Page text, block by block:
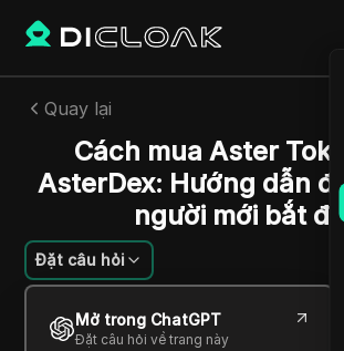
Quay lại
Cách mua Aster
AsterDex: Hướng dẫn
người mới bắt
Đặt câu hỏi
Mở trong ChatGPT
Đặt câu hỏi về trang này
Li Minghui
29 Th09 2025 2
Đọc trong giây